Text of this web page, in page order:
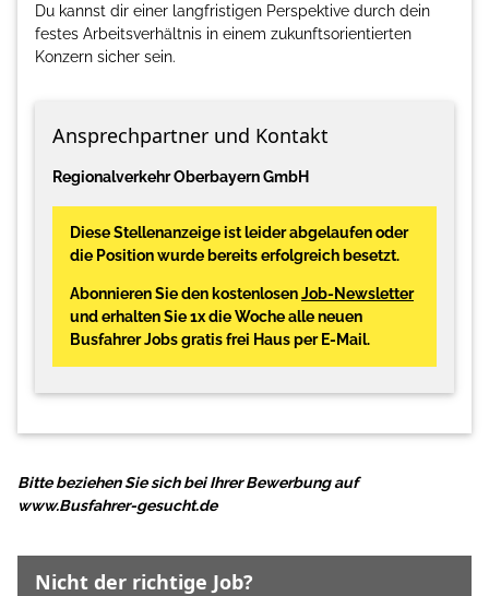
Du kannst dir einer langfristigen Perspektive durch dein
festes Arbeitsverhältnis in einem zukunftsorientierten
Konzern sicher sein.
Ansprechpartner und Kontakt
Regionalverkehr Oberbayern GmbH
Diese Stellenanzeige ist leider abgelaufen oder
die Position wurde bereits erfolgreich besetzt.
Abonnieren Sie den kostenlosenJob-Newsletter
und erhalten Sie 1x die Woche alle neuen
Busfahrer Jobs gratis frei Haus per E-Mail.
Bitte beziehen Sie sich bei Ihrer Bewerbung auf
www.Busfahrer-gesucht.de
Nicht der richtige Job?